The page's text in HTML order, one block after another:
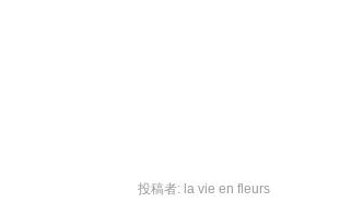
投稿者: la vie en fleurs